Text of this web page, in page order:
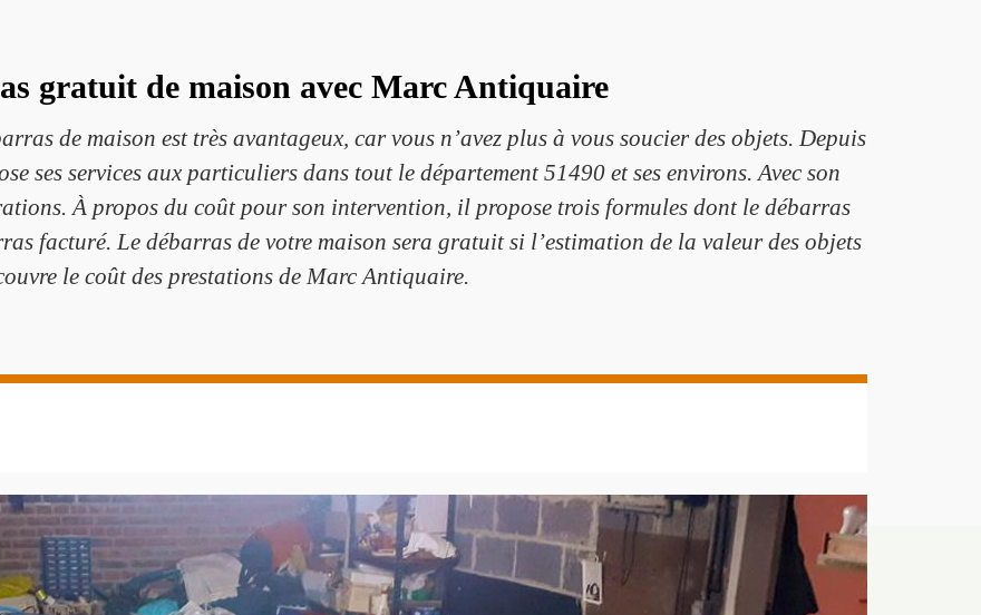
gratuit de maison avec Marc Antiquaire
de maison est très avantageux, car vous n’avez plus à vous soucier des objets. Depuis
ses services aux particuliers dans tout le département 51490 et ses environs. Avec son
À propos du coût pour son intervention, il propose trois formules dont le débarras
facturé. Le débarras de votre maison sera gratuit si l’estimation de la valeur des objets
le coût des prestations de Marc Antiquaire.